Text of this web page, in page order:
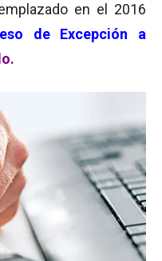
en el 2016
de Excepción a